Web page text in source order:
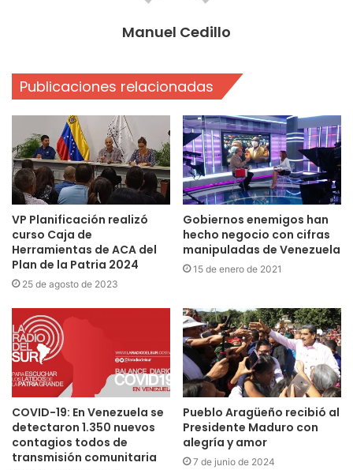
Manuel Cedillo
Publicaciones relacionadas
VP Planificación realizó
curso Caja de
Herramientas de ACA del
Plan de la Patria 2024
25 de agosto de 2023
Gobiernos enemigos han
hecho negocio con cifras
manipuladas de Venezuela
15 de enero de 2021
COVID-19: En Venezuela se
detectaron 1.350 nuevos
contagios todos de
transmisión comunitaria
Pueblo Aragüeño recibió al
Presidente Maduro con
alegría y amor
7 de junio de 2024